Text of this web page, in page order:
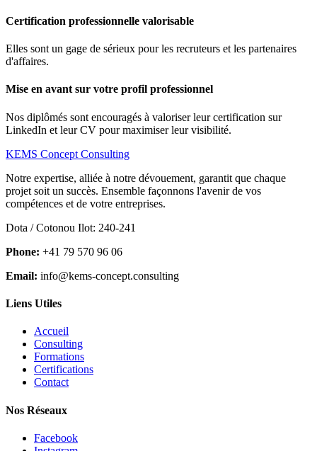
Certification professionnelle valorisable
Elles sont un gage de sérieux pour les recruteurs et les partenaires
d'affaires.
Mise en avant sur votre profil professionnel
Nos diplômés sont encouragés à valoriser leur certification sur
LinkedIn et leur CV pour maximiser leur visibilité.
KEMS Concept Consulting
Notre expertise, alliée à notre dévouement, garantit que chaque
projet soit un succès. Ensemble façonnons l'avenir de vos
compétences et de votre entreprises.
Dota / Cotonou Ilot: 240-241
Phone: +41 79 570 96 06
Email: info@kems-concept.consulting
Liens Utiles
Accueil
Consulting
Formations
Certifications
Contact
Nos Réseaux
Facebook